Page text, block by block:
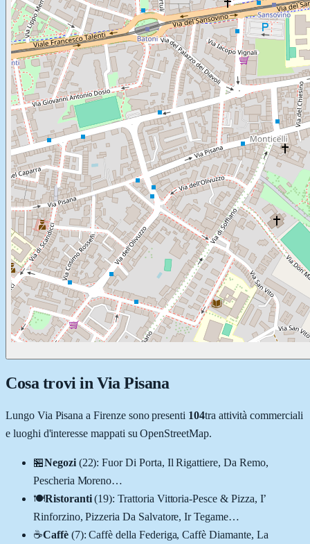
Cosa trovi in Via Pisana
Lungo Via Pisana aFirenzesono presenti 104tra attività commerciali
e luoghi d'interesse mappati su OpenStreetMap.
🏪Negozi (22):Fuor Di Porta, Il Rigattiere, Da Remo,
Pescheria Moreno…
🍽️Ristoranti (19):Trattoria Vittoria-Pesce & Pizza, I’
Rinforzino, Pizzeria Da Salvatore, Ir Tegame…
☕Caffè (7):Caffè della Federiga, Caffè Diamante, La